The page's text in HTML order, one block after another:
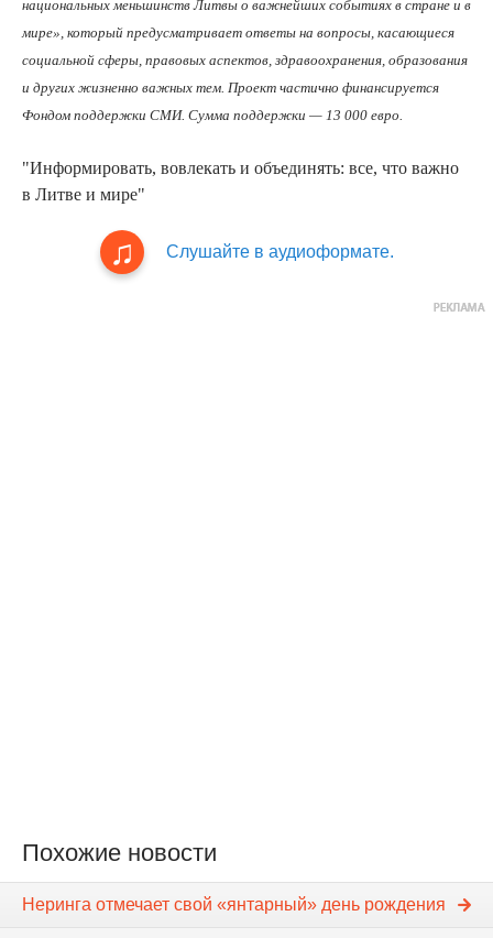
национальных меньшинств Литвы о важнейших событиях в стране и в
мире», который предусматривает ответы на вопросы, касающиеся
социальной сферы, правовых аспектов, здравоохранения, образования
и других жизненно важных тем. Проект частично финансируется
Фондом поддержки СМИ. Сумма поддержки — 13 000 евро.
"Информировать, вовлекать и объединять: все, что важно
в Литве и мире"
Слушайте в аудиоформате.
Похожие новости
Неринга отмечает свой «янтарный» день рождения